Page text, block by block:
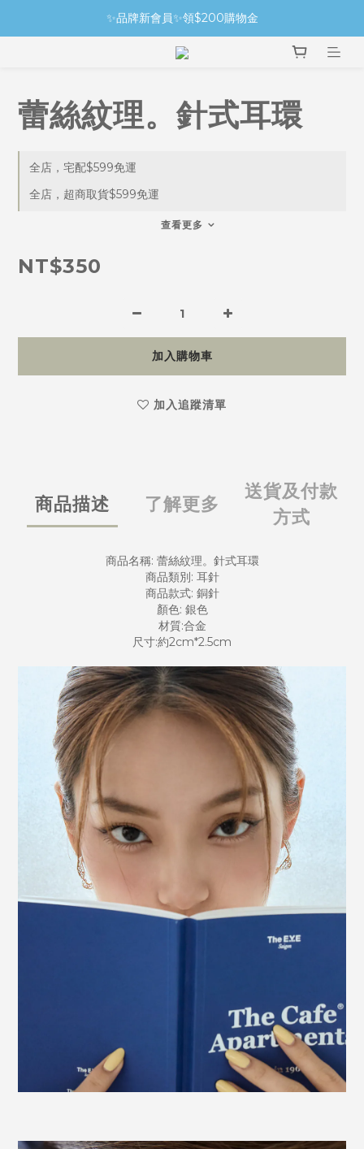
✨品牌新會員✨領$200購物金
蕾絲紋理。針式耳環
全店，宅配$599免運
全店，超商取貨$599免運
查看更多
NT$350
加入購物車
加入追蹤清單
商品描述 了解更多
送貨及付款
方式
商品名稱: 蕾絲紋理。針式耳環
商品類別: 耳針
商品款式: 銅針
顏色: 銀色
材質:合金
尺寸:約2cm*2.5cm